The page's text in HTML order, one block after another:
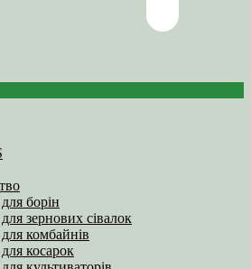
борін
зернових сівалок
комбайнів
косарок